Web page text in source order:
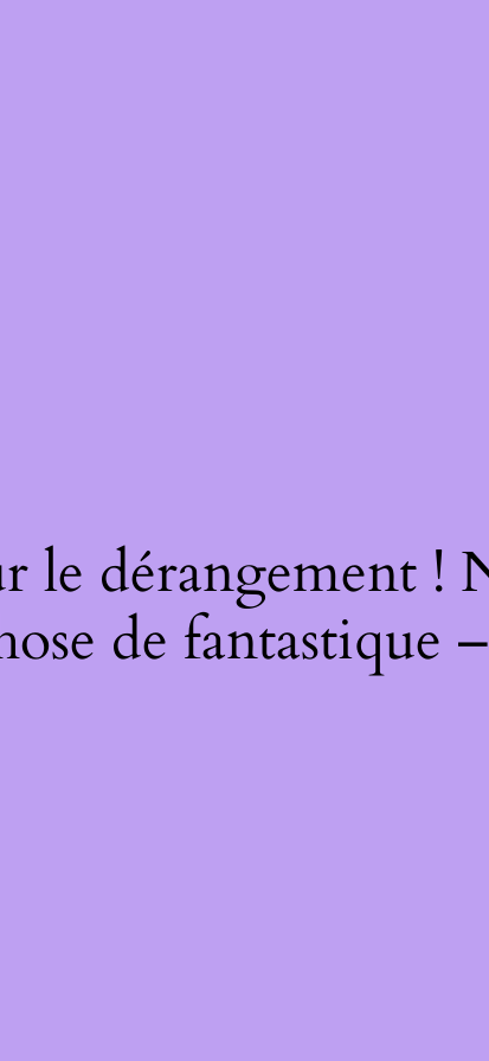
le dérangement !
de fantastique